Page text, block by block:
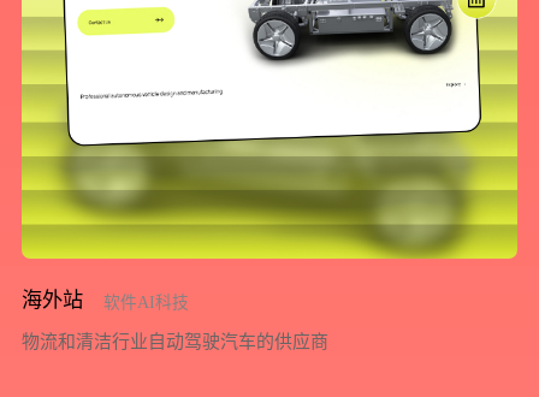
预约我们的数字化专家
1v1为您提供服务
我们将为您提供量身定制的个性化服务，包括竞品观察，行业数据分析
您需要： 网站建设 数字产品研发
海外站 软件AI科技
物流和清洁行业自动驾驶汽车的供应商